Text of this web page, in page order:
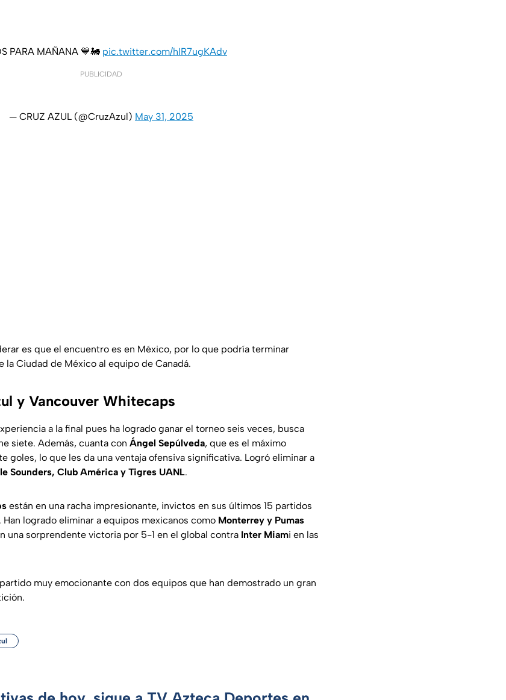
PARA MAÑANA 💙🚂 pic.twitter.com/hIR7ugKAdv
PUBLICIDAD
— CRUZ AZUL (@CruzAzul) May 31, 2025
es que el encuentro es en México, por lo que podría terminar
la Ciudad de México al equipo de Canadá.
y Vancouver Whitecaps
a la final pues ha logrado ganar el torneo seis veces, busca
siete. Además, cuanta con Ángel Sepúlveda, que es el máximo
goles, lo que les da una ventaja ofensiva significativa. Logró eliminar a
Sounders, Club América y Tigres UANL.
están en una racha impresionante, invictos en sus últimos 15 partidos
logrado eliminar a equipos mexicanos como Monterrey y Pumas
una sorprendente victoria por 5-1 en el global contra Inter Miami en las
muy emocionante con dos equipos que han demostrado un gran